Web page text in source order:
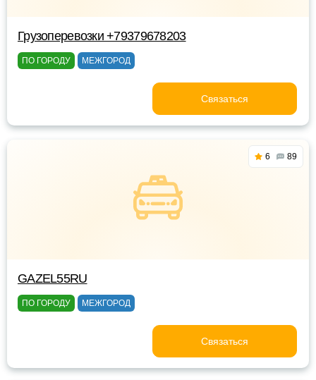
Грузоперевозки +79379678203
ПО ГОРОДУ МЕЖГОРОД
Связаться
6 89
GAZEL55RU
ПО ГОРОДУ МЕЖГОРОД
Связаться